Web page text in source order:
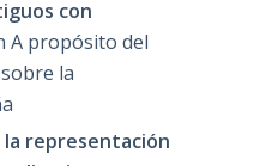
con
A propósito del
la
representación